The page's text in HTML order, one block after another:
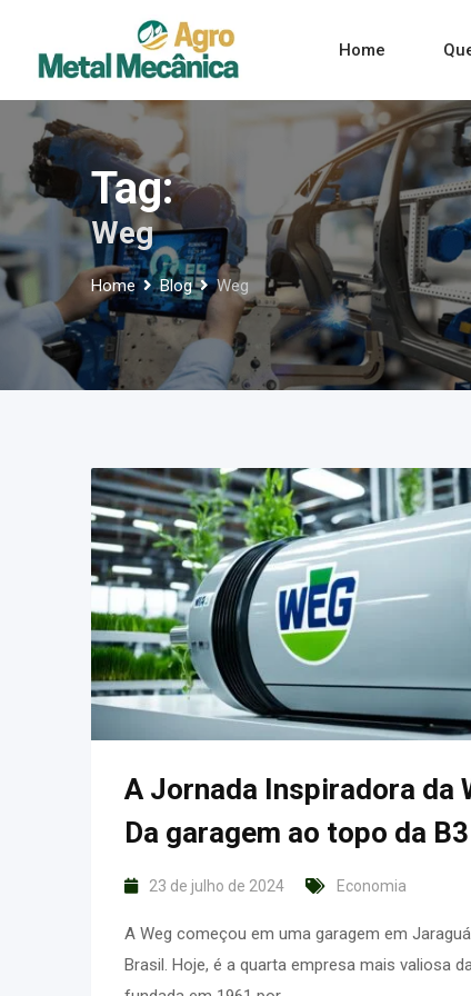
content
Home
Tag:
Weg
Home Blog Weg
A Jornada Inspiradora da
Da garagem ao topo da B3
23 de julho de 2024 Economia
A Weg começou em uma garagem em
Brasil. Hoje, é a quarta empresa mais valiosa